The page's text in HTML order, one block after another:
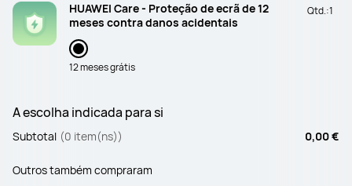
HUAWEI Care - Proteção de ecrã de 12
meses contra danos acidentais
12 meses grátis
Qtd.:1
A escolha indicada para si
Subtotal (0 item(ns)) 0,00 €
Outros também compraram